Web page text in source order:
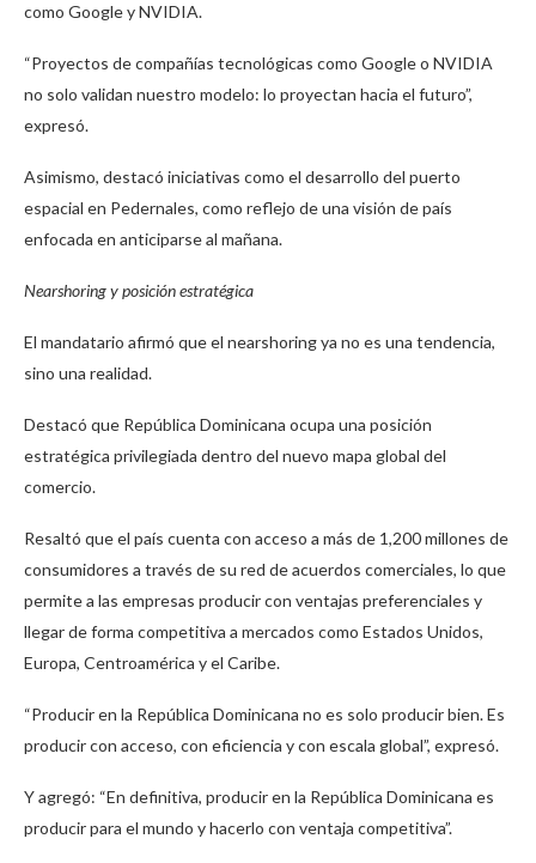
como Google y NVIDIA.
“Proyectos de compañías tecnológicas como Google o NVIDIA
no solo validan nuestro modelo: lo proyectan hacia el futuro”,
expresó.
Asimismo, destacó iniciativas como el desarrollo del puerto
espacial en Pedernales, como reflejo de una visión de país
enfocada en anticiparse al mañana.
Nearshoring y posición estratégica
El mandatario afirmó que el nearshoring ya no es una tendencia,
sino una realidad.
Destacó que República Dominicana ocupa una posición
estratégica privilegiada dentro del nuevo mapa global del
comercio.
Resaltó que el país cuenta con acceso a más de 1,200 millones de
consumidores a través de su red de acuerdos comerciales, lo que
permite a las empresas producir con ventajas preferenciales y
llegar de forma competitiva a mercados como Estados Unidos,
Europa, Centroamérica y el Caribe.
“Producir en la República Dominicana no es solo producir bien. Es
producir con acceso, con eficiencia y con escala global”, expresó.
Y agregó: “En definitiva, producir en la República Dominicana es
producir para el mundo y hacerlo con ventaja competitiva”.